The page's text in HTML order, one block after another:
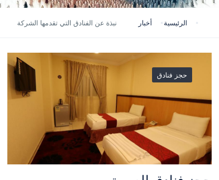
الرئيسية أخبار نبذة عن الفنادق التي تقدمها الشركة
حجز فنادق